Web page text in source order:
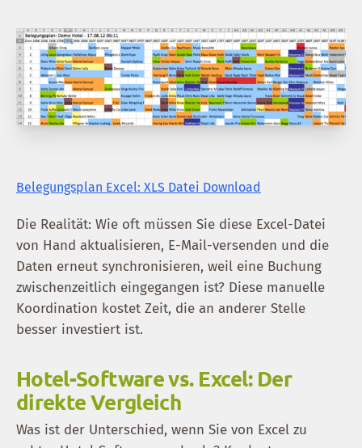
Belegungsplan Excel: XLS Datei Download
Die Realität: Wie oft müssen Sie diese Excel-Datei
von Hand aktualisieren, E-Mail-versenden und die
Daten erneut synchronisieren, weil eine Buchung
zwischenzeitlich eingegangen ist? Diese manuelle
Koordination kostet Zeit, die an anderer Stelle
besser investiert ist.
Hotel-Software vs. Excel: Der
direkte Vergleich
Was ist der Unterschied, wenn Sie von Excel zu